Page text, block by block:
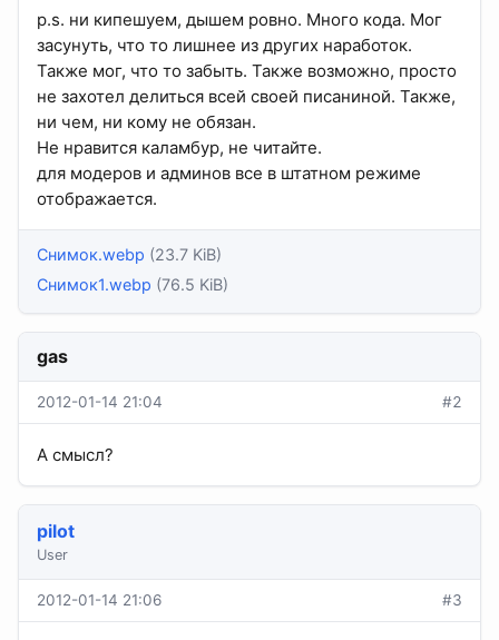
p.s. ни кипешуем, дышем ровно. Много кода. Мог
засунуть, что то лишнее из других наработок.
Также мог, что то забыть. Также возможно, просто
не захотел делиться всей своей писаниной. Также,
ни чем, ни кому не обязан.
Не нравится каламбур, не читайте.
для модеров и админов все в штатном режиме
отображается.
Снимок.webp (23.7 KiB)
Снимок1.webp (76.5 KiB)
gas
2012-01-14 21:04 #2
А смысл?
pilot
User
2012-01-14 21:06 #3